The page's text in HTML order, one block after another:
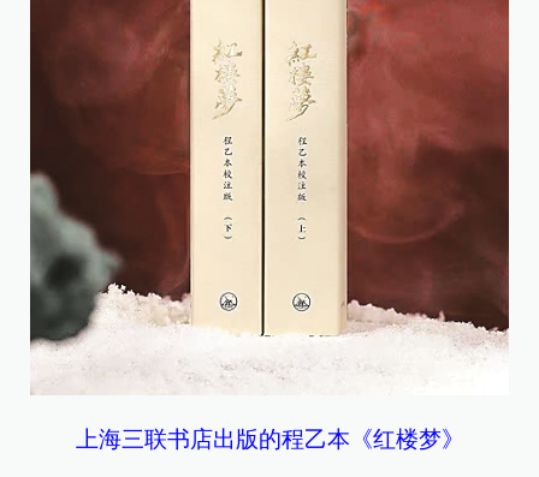
上海三联书店出版的程乙本《红楼梦》